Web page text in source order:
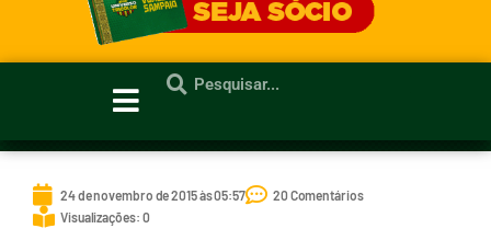
24 de novembro de 2015 às 05:57
20 Comentários
Visualizações: 0